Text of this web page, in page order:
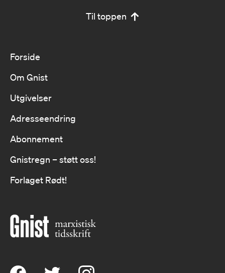
Til toppen
Forside
Om Gnist
Utgivelser
Adresseendring
Abonnement
Gnistregn – støtt oss!
Forlaget Rødt!